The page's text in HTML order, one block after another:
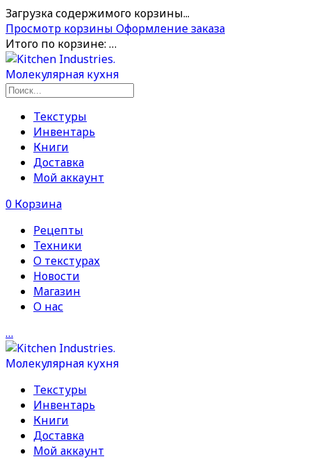
Загрузка содержимого корзины...
Просмотр корзины Оформление заказа
Итого по корзине: …
Текстуры
Инвентарь
Книги
Доставка
Мой аккаунт
0 Корзина
Рецепты
Техники
О текстурах
Новости
Магазин
О нас
…
Текстуры
Инвентарь
Книги
Доставка
Мой аккаунт